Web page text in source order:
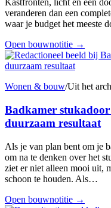
Kastfronten, licht en een
veranderen dan een
waar je budget het meeste
Open bouwnotitie →
Wonen & bouw/Uit het
Badkamer
duurzaam resultaat
Als je van plan bent om je
om na te denken over het
ziet er niet alleen mooi uit,
schoon te houden. Als…
Open bouwnotitie →